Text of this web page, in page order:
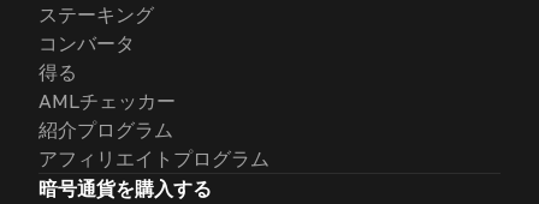
ステーキング
コンバータ
得る
AMLチェッカー
紹介プログラム
アフィリエイトプログラム
暗号通貨を購入する